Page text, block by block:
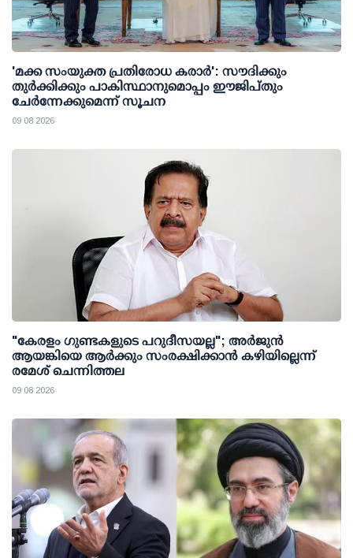
'മക്ക സംയുക്ത പ്രതിരോധ കരാര്‍': സൗദിക്കും
തുര്‍ക്കിക്കും പാകിസ്ഥാനുമൊപ്പം ഈജിപ്തും
ചേര്‍ന്നേക്കുമെന്ന് സൂചന
09 08 2026
"കേരളം ഗുണ്ടകളുടെ പറുദീസയല്ല"; അർജുൻ
ആയങ്കിയെ ആർക്കും സംരക്ഷിക്കാൻ കഴിയില്ലെന്ന്
രമേശ് ചെന്നിത്തല
09 08 2026